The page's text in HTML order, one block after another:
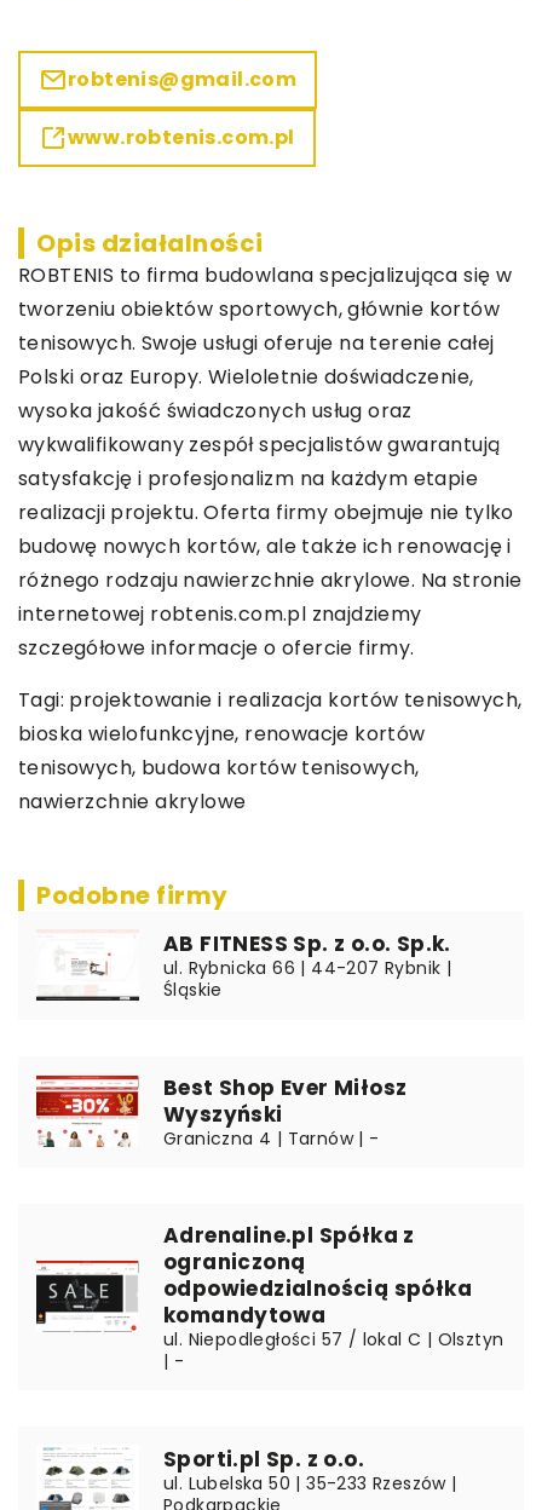
robtenis@gmail.com
www.robtenis.com.pl
Opis działalności
ROBTENIS to firma budowlana specjalizująca się w
tworzeniu obiektów sportowych, głównie kortów
tenisowych. Swoje usługi oferuje na terenie całej
Polski oraz Europy. Wieloletnie doświadczenie,
wysoka jakość świadczonych usług oraz
wykwalifikowany zespół specjalistów gwarantują
satysfakcję i profesjonalizm na każdym etapie
realizacji projektu. Oferta firmy obejmuje nie tylko
budowę nowych kortów, ale także ich renowację i
różnego rodzaju nawierzchnie akrylowe. Na stronie
internetowej robtenis.com.pl znajdziemy
szczegółowe informacje o ofercie firmy.
Tagi: projektowanie i realizacja kortów tenisowych,
bioska wielofunkcyjne, renowacje kortów
tenisowych, budowa kortów tenisowych,
nawierzchnie akrylowe
Podobne firmy
AB FITNESS Sp. z o.o. Sp.k.
ul. Rybnicka 66 | 44-207 Rybnik |
Śląskie
Best Shop Ever Miłosz
Wyszyński
Graniczna 4 | Tarnów | -
Adrenaline.pl Spółka z
ograniczoną
odpowiedzialnością spółka
komandytowa
ul. Niepodległości 57 / lokal C | Olsztyn
| -
Sporti.pl Sp. z o.o.
ul. Lubelska 50 | 35-233 Rzeszów |
Podkarpackie